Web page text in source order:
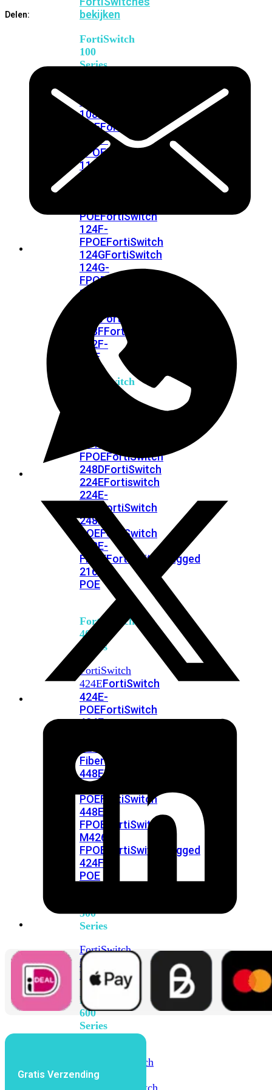
bekijken
FortiSwitch
100
Series
108F-
POEFortiSwitch
108F-
FPOEFortiSwitch
110G-
POEFortiSwitch
124F-
FPOEFortiSwitch
124GFortiSwitch
124G-
FPOE
148F
FortiSwitchRugged
108FFortiSwitchRugged
112F-
POE
FortiSwitch
224D-
FPOEFortiSwitch
248DFortiSwitch
224EFortiswitch
224E-
FortiSwitch
248E-
POEFortiSwitch
248E-
FPOEFortiSwitchRugged
216F-
POE
FortiSwitch
400
Series
FortiSwitch
424EFortiSwitch
424E-
POEFortiSwitch
424E-
FiberFortiSwitch
448EFortiSwitch
POEFortiSwitch
448E-
FPOE
FortiSwitch
M426E-
FPOE
FortiSwitchRugged
424F-
POE
500
Series
FortiSwitch
548D-
FPOE
FortiSwitch
600
Series
FortiSwitch
624F-
FortiSwitch
Delen:
Gratis Verzending